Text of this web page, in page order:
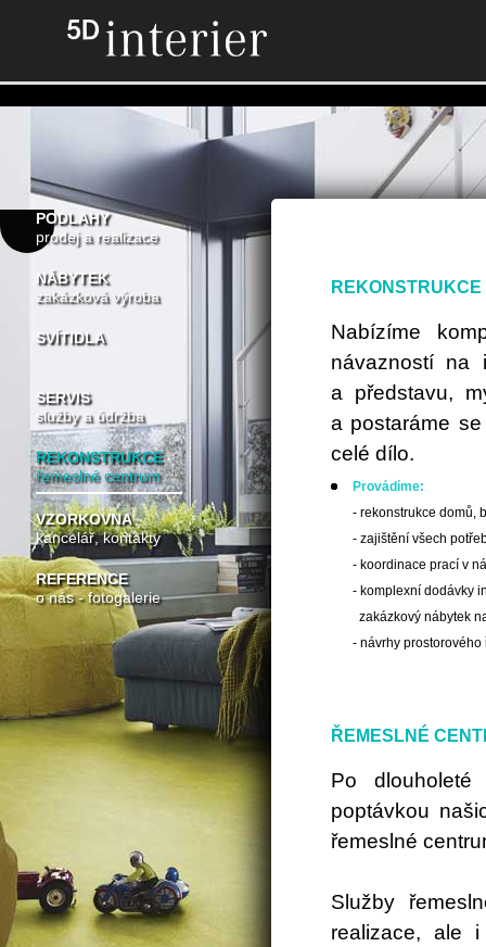
- rekonstrukce - řemeslné centrum.
PODLAHY
prodej a realizace
NÁBYTEK
zakázková výroba
SVÍTIDLA
SERVIS
služby a údržba
REKONSTRUKCE
řemeslné centrum
VZORKOVNA
kancelář, kontakty
REFERENCE
o nás - fotogalerie
REKONSTRUKCE
Nabízíme
návazností na
a představu,
a postaráme
celé dílo.
Provádíme:
- rekonstrukce domů,
- zajištění všech
- koordinace prací v
- komplexní dodávky
zakázkový nábytek
- návrhy
ŘEMESLNÉ
Po
poptávkou
řemeslné
Služby
realizace, ale